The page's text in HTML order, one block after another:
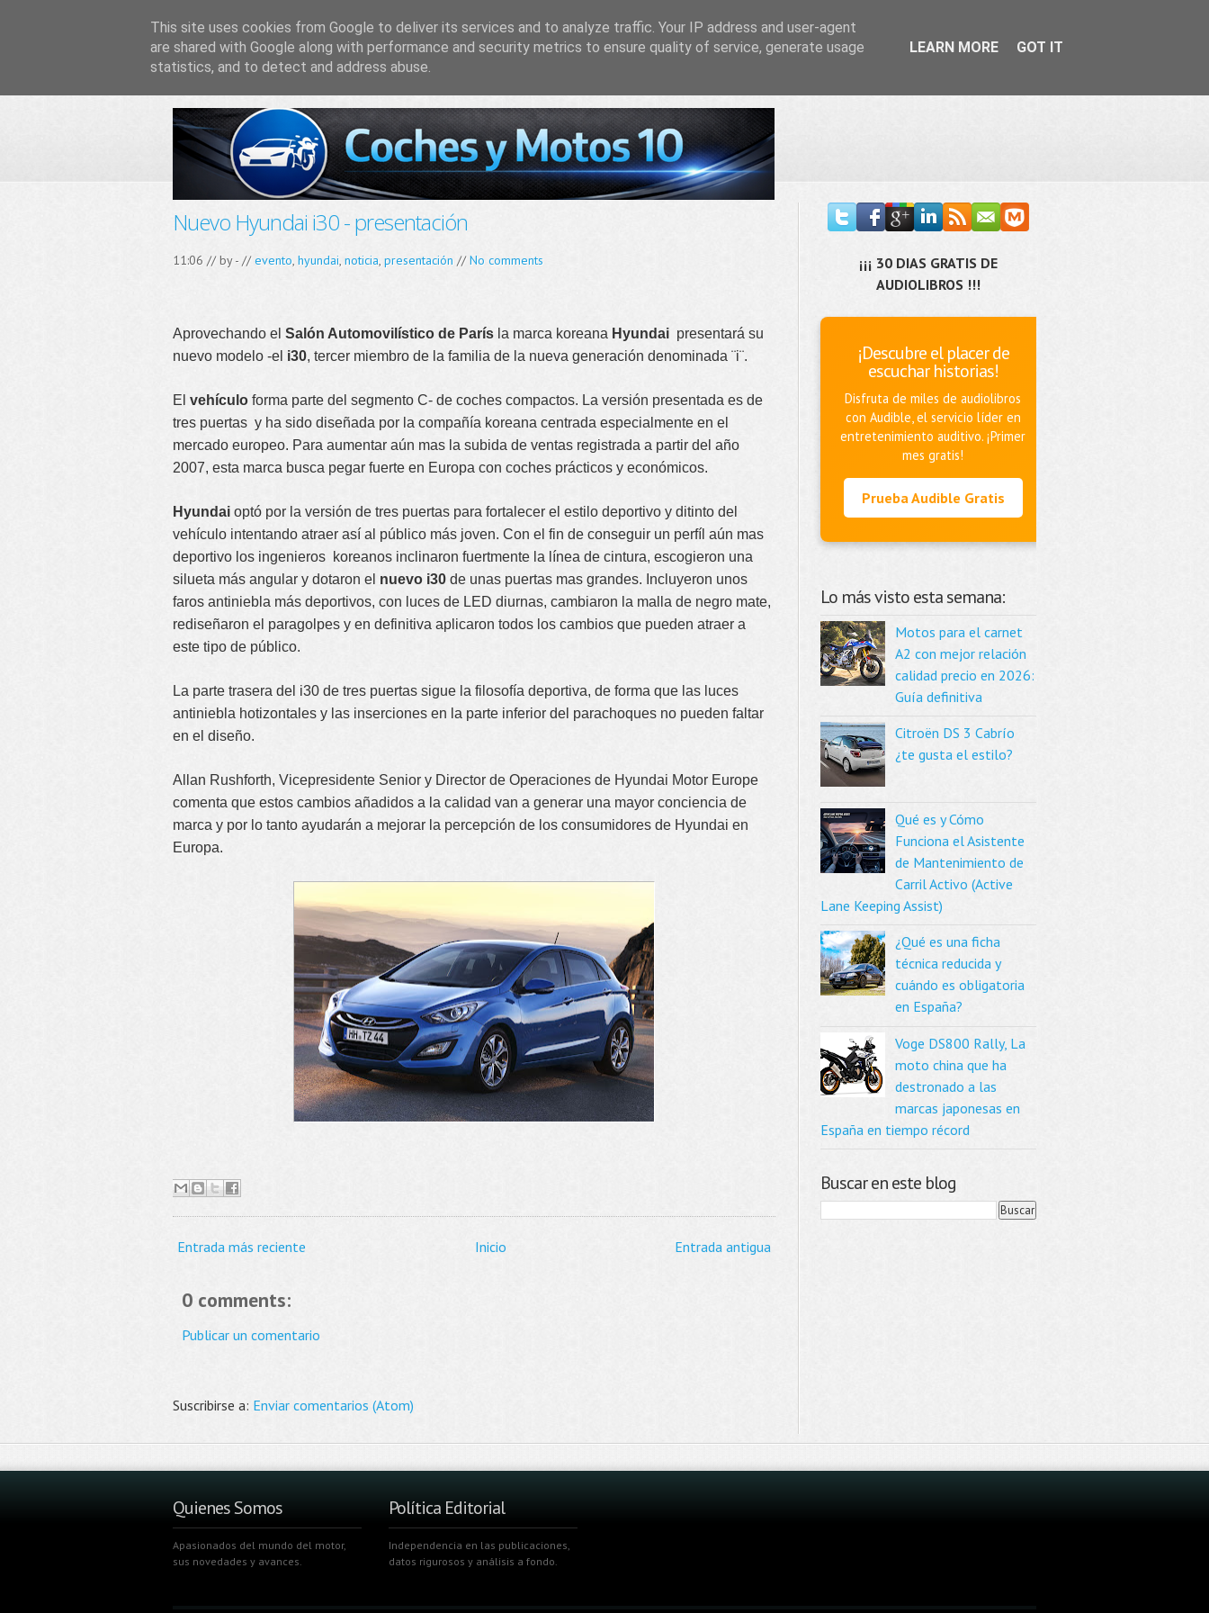
Nuevo Hyundai i30 - presentación
11:06 // by- //evento, hyundai, noticia, presentación //No comments
Aprovechando el Salón Automovilístico de París la marca koreana Hyundai presentará su
nuevo modelo -el i30, tercer miembro de la familia de la nueva generación denominada ¨i¨.
El vehículo forma parte del segmento C- de coches compactos. La versión presentada es de
tres puertas y ha sido diseñada por la compañía koreana centrada especialmente en el
mercado europeo. Para aumentar aún mas la subida de ventas registrada a partir del año
2007, esta marca busca pegar fuerte en Europa con coches prácticos y económicos.
Hyundai optó por la versión de tres puertas para fortalecer el estilo deportivo y ditinto del
vehículo intentando atraer así al público más joven. Con el fin de conseguir un perfíl aún mas
deportivo los ingenieros koreanos inclinaron fuertmente la línea de cintura, escogieron una
silueta más angular y dotaron el nuevo i30 de unas puertas mas grandes. Incluyeron unos
faros antiniebla más deportivos, con luces de LED diurnas, cambiaron la malla de negro mate,
rediseñaron el paragolpes y en definitiva aplicaron todos los cambios que pueden atraer a
este tipo de público.
La parte trasera del i30 de tres puertas sigue la filosofía deportiva, de forma que las luces
antiniebla hotizontales y las inserciones en la parte inferior del parachoques no pueden faltar
en el diseño.
Allan Rushforth, Vicepresidente Senior y Director de Operaciones de Hyundai Motor Europe
comenta que estos cambios añadidos a la calidad van a generar una mayor conciencia de
marca y por lo tanto ayudarán a mejorar la percepción de los consumidores de Hyundai en
Europa.
Entrada más reciente Entrada antigua
Inicio
0 comments:
Publicar un comentario
Suscribirse a: Enviar comentarios (Atom)
¡¡¡ 30 DIAS GRATIS DE
AUDIOLIBROS !!!
¡Descubre el placer de
escuchar historias!
Disfruta de miles de audiolibros
con Audible, el servicio líder en
entretenimiento auditivo. ¡Primer
mes gratis!
Prueba Audible Gratis
Lo más visto esta semana:
Motos para el carnet
A2 con mejor relación
calidad precio en 2026:
Guía definitiva
Citroën DS 3 Cabrío
¿te gusta el estilo?
Qué es y Cómo
Funciona el Asistente
de Mantenimiento de
Carril Activo (Active
Lane Keeping Assist)
¿Qué es una ficha
técnica reducida y
cuándo es obligatoria
en España?
Voge DS800 Rally, La
moto china que ha
destronado a las
marcas japonesas en
España en tiempo récord
Buscar en este blog
Quienes Somos
Apasionados del mundo del motor,
sus novedades y avances.
Política Editorial
Independencia en las publicaciones,
datos rigurosos y análisis a fondo.
This site uses cookies from Google to deliver its services and to analyze traffic. Your IP address and user-agent
are shared with Google along with performance and security metrics to ensure quality of service, generate usage
statistics, and to detect and address abuse.
LEARN MORE GOT IT